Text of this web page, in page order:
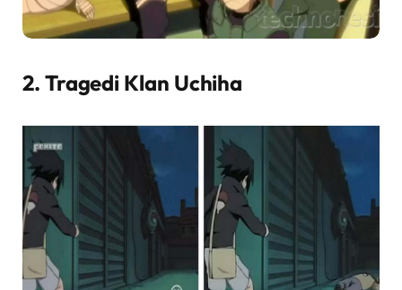
2. Tragedi Klan Uchiha